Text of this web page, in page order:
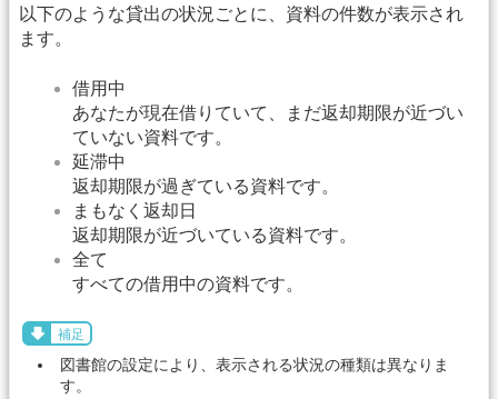
以下のような貸出の状況ごとに、資料の件数が表示され
ます。
借用中
あなたが現在借りていて、まだ返却期限が近づい
ていない資料です。
延滞中
返却期限が過ぎている資料です。
まもなく返却日
返却期限が近づいている資料です。
全て
すべての借用中の資料です。
補足
図書館の設定により、表示される状況の種類は異なりま
す。